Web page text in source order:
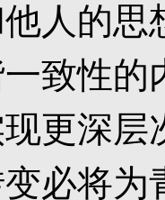
人的思
致性的
更深
必将